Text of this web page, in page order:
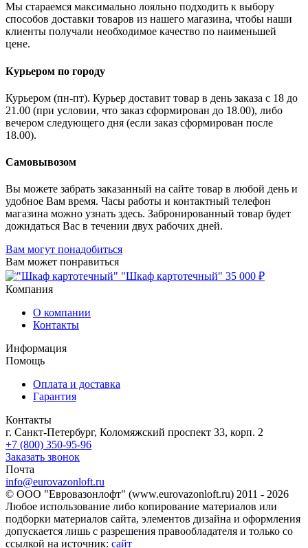
Мы стараемся максимально лояльно подходить к выбору
способов доставки товаров из нашего магазина, чтобы наши
клиенты получали необходимое качество по наименьшей
цене.
Курьером по городу
Курьером (пн-пт). Курьер доставит товар в день заказа с 18 до
21.00 (при условии, что заказ сформирован до 18.00), либо
вечером следующего дня (если заказ сформирован после
18.00).
Самовывозом
Вы можете забрать заказанный на сайте товар в любой день и
удобное Вам время. Часы работы и контактный телефон
магазина можно узнать здесь. Забронированный товар будет
дожидаться Вас в течении двух рабочих дней.
Вам могут понадобиться
Вам может понравиться
"Шкаф картотечный" 35 000 ₽
Компания
О компании
Контакты
Информация
Помощь
Оплата и доставка
Гарантия
Контакты
г. Санкт-Петербург, Коломяжский проспект 33, корп. 2
+7 (800) 350-95-96
Заказать звонок
Почта
info@eurovazonloft.ru
© ООО "Евровазонлофт" (www.eurovazonloft.ru) 2011 - 2026
Любое использование либо копирование материалов или
подборки материалов сайта, элементов дизайна и оформления
допускается лишь с разрешения правообладателя и только со
ссылкой на источник: сайт